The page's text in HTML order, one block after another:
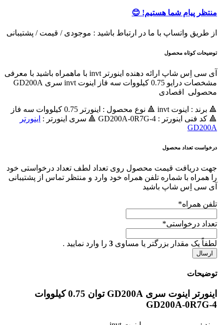
منتظر پیام شما هستیم! 😊
از طریق واتساپ با ما در ارتباط باشید : موجودی / قیمت / پشتیبانی
توضیحات کوتاه محصول
آی سی اِس شاپ ارائه دهنده اینورتر invt با ماهمراه باشید با معرفی
مشخصات درایو 0.75 کیلووات سه فاز اینوت invt سری GD200A
محصولی اقصادی
🔺 برند : اینوت invt 🔺 نوع محصول : اينورتر 0.75 کیلووات سه فاز
🔺 کد فنی اینورتر : GD200A-0R7G-4 🔺 سری اینورتر :
اينورتر
GD200A
درخواست تعداد محصول
جهت دریافت قیمت محصول روی تعداد لطف تعداد درخواستی خود
را همراه با شماره تلفن همراه خود وارد و منتظر تماس از پشتیبانی
آی سی اِس شاپ باشید
تلفن همراه*
تعداد درخواستی*
لطفاً یک مقدار بزرگتر یا مساوی 3 را وارد نمایید .
توضیحات
اینورتر اینوت سری GD200A توان 0.75 کیلووات
GD200A-0R7G-4